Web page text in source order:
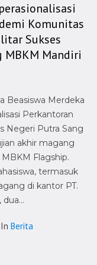
Komunitas
Sukses
MBKM Mandiri
Beasiswa Merdeka
Perkantoran
Negeri Putra Sang
akhir magang
Flagship.
termasuk
di kantor PT.
In Berita